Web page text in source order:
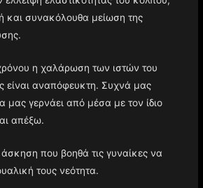
και συνακόλουθα μείωση της
η χαλάρωση των ιστών του
είναι αναπόφευκτη. Συχνά μας
μας γερνάει από μέσα με τον ίδιο
απέξω.
που βοηθά τις γυναίκες να
τους νεότητα.